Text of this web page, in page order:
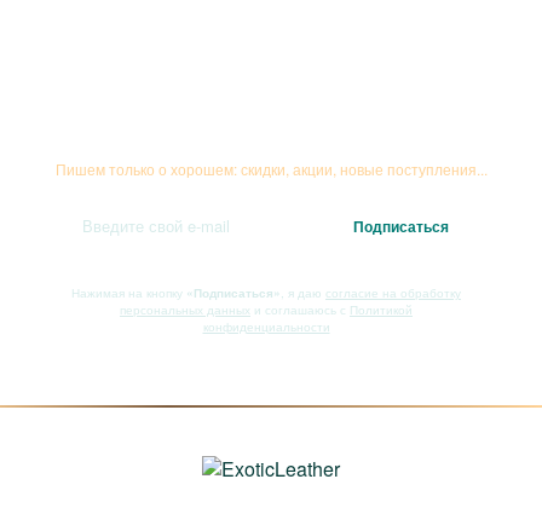
Пишем только о хорошем: скидки, акции, новые поступления...
Нажимая на кнопку «Подписаться» , я даю согласие на обработку
персональных данных и соглашаюсь с Политикой
конфиденциальности